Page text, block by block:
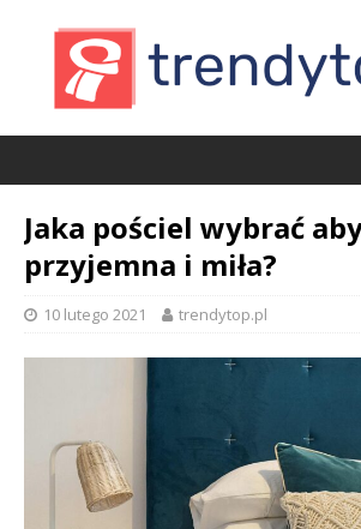
Jaka pościel wybrać
przyjemna i miła?
10 lutego 2021 trendytop.pl